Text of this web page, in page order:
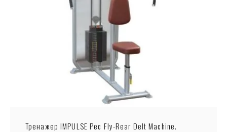
Тренажер IMPULSE Pec Fly-Rear Delt Machine.